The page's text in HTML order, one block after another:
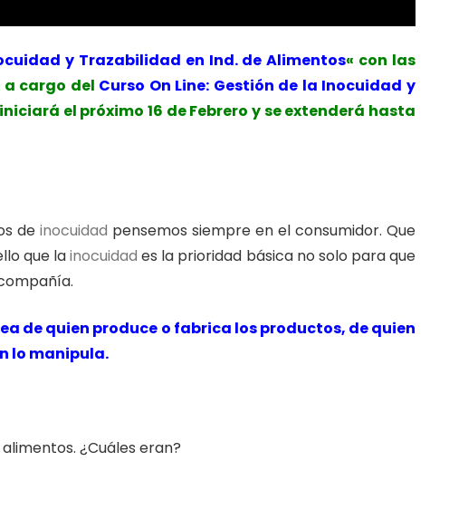
y Trazabilidad en Ind. de Alimentos« con las
cargo del Curso On Line: Gestión de la Inocuidad y
el próximo 16 de Febrero y se extenderá hasta
deinocuidad pensemos siempre en el consumidor. Que
que lainocuidad es la prioridad básica no solo para que
de quien produce o fabrica los productos, de quien
lo manipula.
¿Cuáles eran?